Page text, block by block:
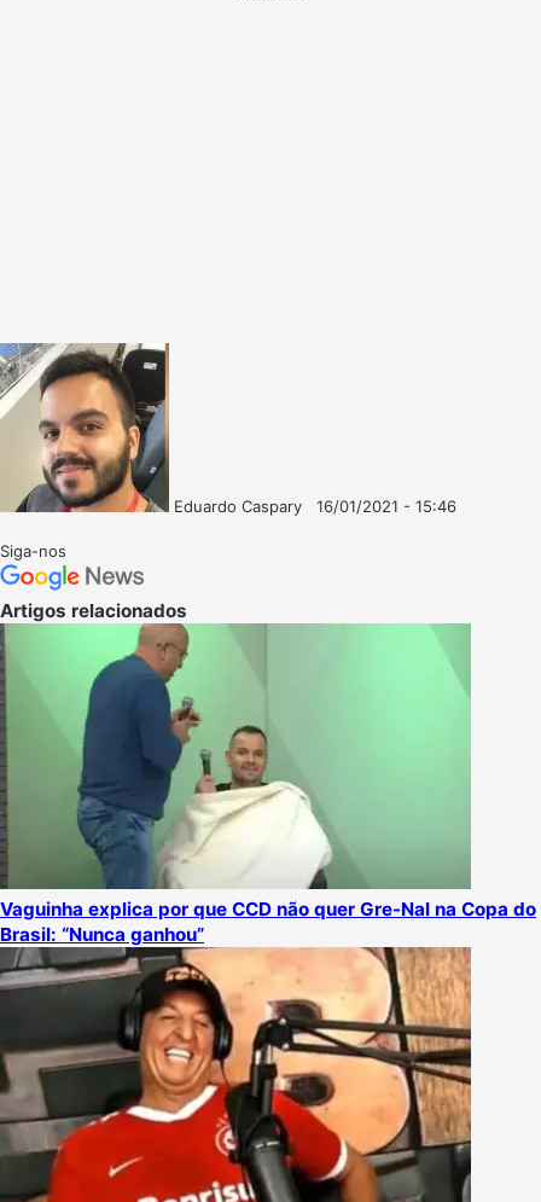
Eduardo Caspary
16/01/2021 - 15:46
Siga-nos
Artigos relacionados
Vaguinha explica por que CCD não quer Gre-Nal na Copa do
Brasil: “Nunca ganhou”